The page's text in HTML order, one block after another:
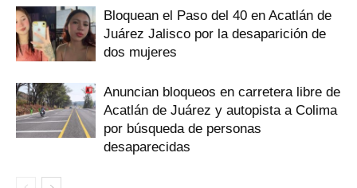
Bloquean el Paso del 40 en Acatlán de
Juárez Jalisco por la desaparición de
dos mujeres
Anuncian bloqueos en carretera libre de
Acatlán de Juárez y autopista a Colima
por búsqueda de personas
desaparecidas